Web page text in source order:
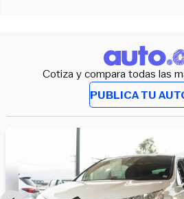
Cotiza y compara todas las
PUBLICA TU